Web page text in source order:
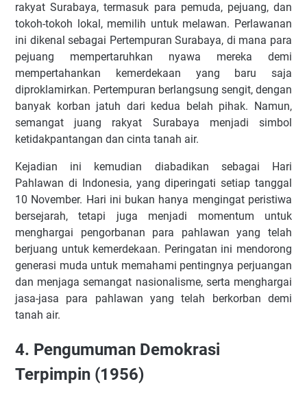
rakyat Surabaya, termasuk para pemuda, pejuang, dan
tokoh-tokoh lokal, memilih untuk melawan. Perlawanan
ini dikenal sebagai Pertempuran Surabaya, di mana para
pejuang mempertaruhkan nyawa mereka demi
mempertahankan kemerdekaan yang baru saja
diproklamirkan. Pertempuran berlangsung sengit, dengan
banyak korban jatuh dari kedua belah pihak. Namun,
semangat juang rakyat Surabaya menjadi simbol
ketidakpantangan dan cinta tanah air.
Kejadian ini kemudian diabadikan sebagai Hari
Pahlawan di Indonesia, yang diperingati setiap tanggal
10 November. Hari ini bukan hanya mengingat peristiwa
bersejarah, tetapi juga menjadi momentum untuk
menghargai pengorbanan para pahlawan yang telah
berjuang untuk kemerdekaan. Peringatan ini mendorong
generasi muda untuk memahami pentingnya perjuangan
dan menjaga semangat nasionalisme, serta menghargai
jasa-jasa para pahlawan yang telah berkorban demi
tanah air.
4. Pengumuman Demokrasi
Terpimpin (1956)